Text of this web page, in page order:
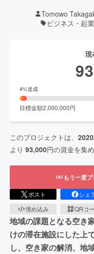
Tomowo
ビジネス・起業
現
4%達成
目標金額2,000,000円
このプロジェクトは、
より 93,000円の資金を集め
もう一度
ポスト シェ
埋め込み
QRコ
地域の課題となる空き
けの滞在施設にした上
し、空き家の解消、地